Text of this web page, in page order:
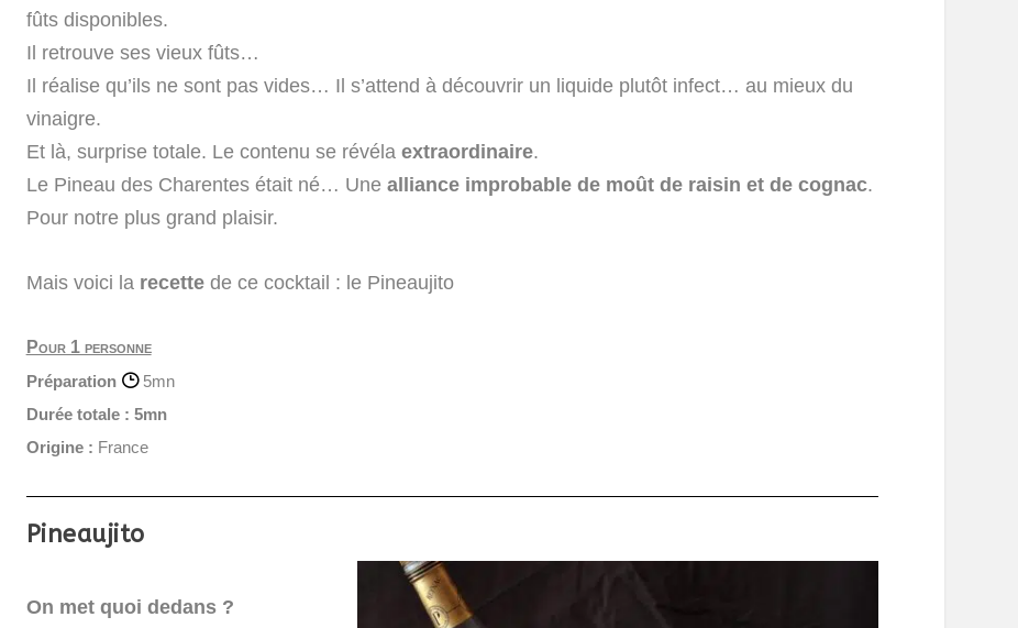
fûts disponibles.
Il retrouve ses vieux fûts…
Il réalise qu’ils ne sont pas vides… Il s’attend à découvrir un liquide plutôt infect… au mieux du
vinaigre.
Et là, surprise totale. Le contenu se révéla extraordinaire.
Le Pineau des Charentes était né… Une alliance improbable de moût de raisin et de cognac.
Pour notre plus grand plaisir.
Mais voici la recettede ce cocktail : le Pineaujito
Pour 1 personne
Préparation
5mn
Durée totale : 5mn
Origine : France
Pineaujito
On met quoi dedans ?